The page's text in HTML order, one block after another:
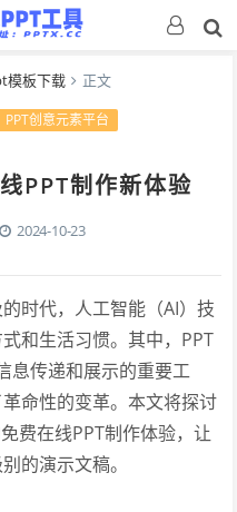
模板下载 正文
PPT创意元素平台
PPT制作新体验
2024-10-23
时代，人工智能（AI）技
和生活习惯。其中，PPT
息传递和展示的重要工
命性的变革。本文将探讨
费在线PPT制作体验，让
的演示文稿。